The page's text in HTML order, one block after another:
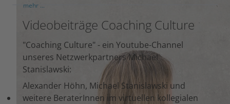
mehr ...
Videobeiträge Coaching Culture
"Coaching Culture" - ein Youtube-Channel
unseres Netzwerkpartners Michael
Stanislawski:
Alexander Höhn, Michael Stanislawski und
weitere BeraterInnen im virtuellen kollegialen